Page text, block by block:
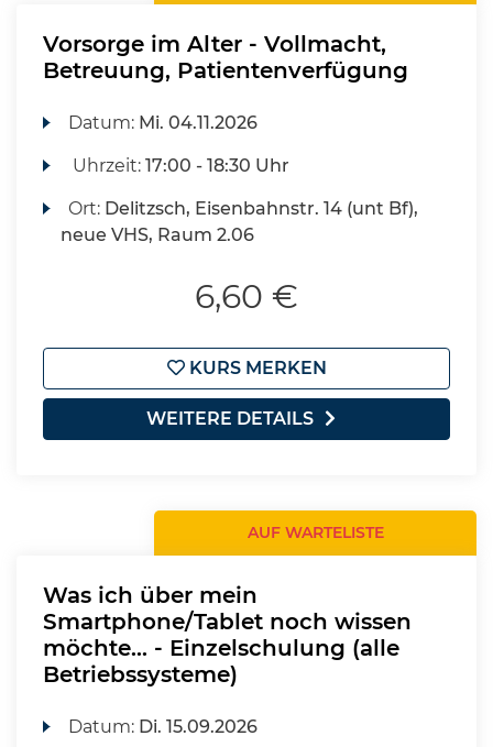
Vorsorge im Alter - Vollmacht,
Betreuung, Patientenverfügung
Datum: Mi. 04.11.2026
Uhrzeit:17:00 - 18:30 Uhr
Ort: Delitzsch, Eisenbahnstr. 14 (unt Bf),
neue VHS, Raum 2.06
6,60 €
KURS MERKEN
WEITERE DETAILS
AUF WARTELISTE
Was ich über mein
Smartphone/Tablet noch wissen
möchte... - Einzelschulung (alle
Betriebssysteme)
Datum: Di. 15.09.2026